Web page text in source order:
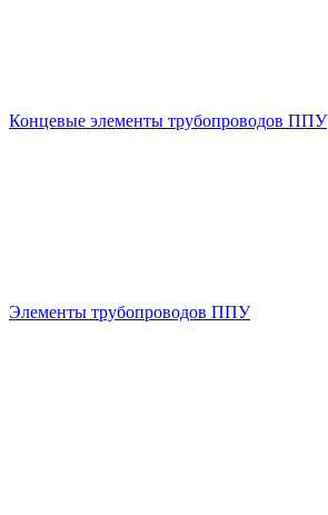
Концевые элементы трубопроводов ППУ
Элементы трубопроводов ППУ